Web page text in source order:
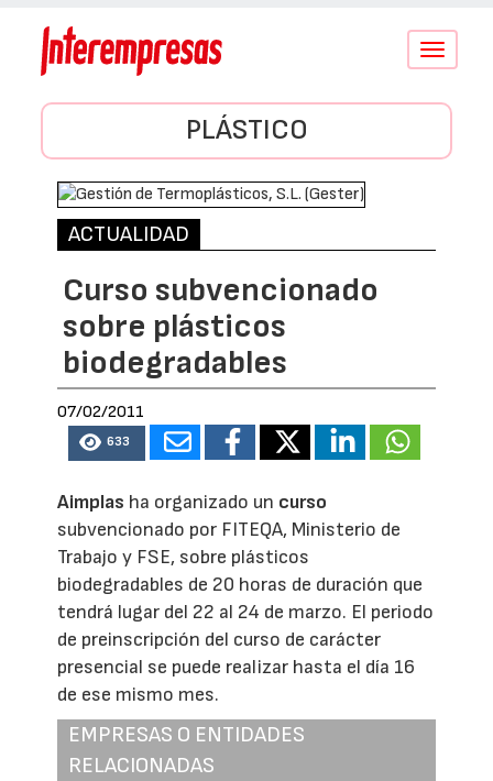
Conmutar
PLÁSTICO
ACTUALIDAD
Curso subvencionado
sobre plásticos
biodegradables
07/02/2011
633
Aimplas ha organizado un curso
subvencionado por FITEQA, Ministerio de
Trabajo y FSE, sobre plásticos
biodegradables de 20 horas de duración que
tendrá lugar del 22 al 24 de marzo. El periodo
de preinscripción del curso de carácter
presencial se puede realizar hasta el día 16
de ese mismo mes.
EMPRESAS O ENTIDADES
RELACIONADAS